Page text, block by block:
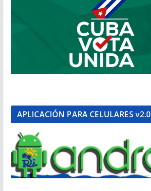
APLICACIÓN PARA CELULARES v2.0